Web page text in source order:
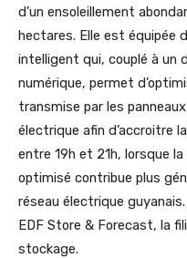
d’un ensoleillement
hectares. Elle est équipée
intelligent qui, couplé à
numérique, permet
transmise par les
électrique afin d’accroitre
entre 19h et 21h, lorsque
optimisé contribue plus
réseau électrique
EDF Store & Forecast, la
stockage.